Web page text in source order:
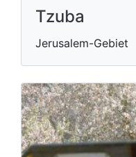
Tzuba
Jerusalem-Gebiet